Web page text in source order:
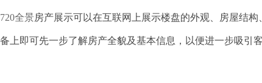
720全景房产展示可以在互联网上展示楼盘的外观、房屋结
上即可先一步了解房产全貌及基本信息，以便进一步吸引